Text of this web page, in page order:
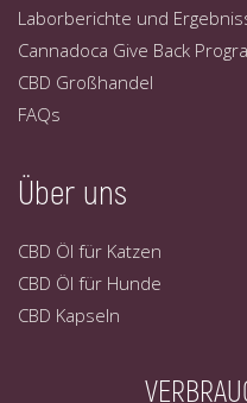
Laborberichte und
Cannadoca Give Back
CBD Großhandel
FAQs
Über uns
CBD Öl für Katzen
CBD Öl für Hunde
CBD Kapseln